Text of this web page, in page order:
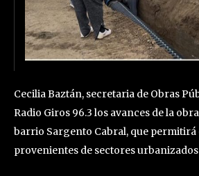
Cecilia Baztán, secretaria de Obras
Radio Giros 96.3 los avances de la
barrio Sargento Cabral, que permitirá
provenientes de sectores